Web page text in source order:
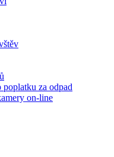
za odpad
on-line